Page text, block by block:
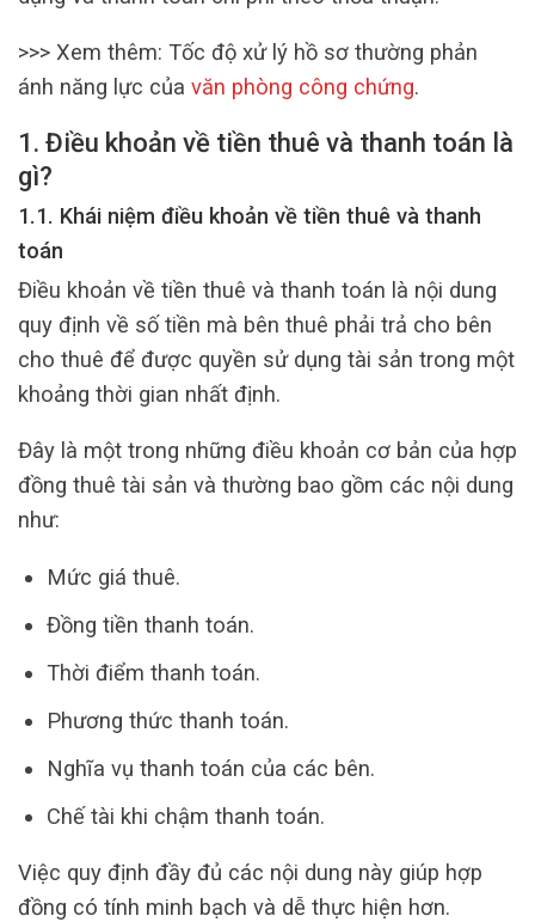
>>> Xem thêm: Tốc độ xử lý hồ sơ thường phản
ánh năng lực của văn phòng công chứng.
1. Điều khoản về tiền thuê và thanh toán là
gì?
1.1. Khái niệm điều khoản về tiền thuê và thanh
toán
Điều khoản về tiền thuê và thanh toán là nội dung
quy định về số tiền mà bên thuê phải trả cho bên
cho thuê để được quyền sử dụng tài sản trong một
khoảng thời gian nhất định.
Đây là một trong những điều khoản cơ bản của hợp
đồng thuê tài sản và thường bao gồm các nội dung
như:
Mức giá thuê.
Đồng tiền thanh toán.
Thời điểm thanh toán.
Phương thức thanh toán.
Nghĩa vụ thanh toán của các bên.
Chế tài khi chậm thanh toán.
Việc quy định đầy đủ các nội dung này giúp hợp
đồng có tính minh bạch và dễ thực hiện hơn.